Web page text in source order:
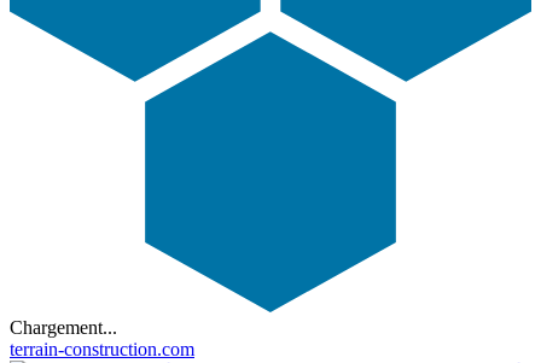
Chargement...
terrain-construction.com